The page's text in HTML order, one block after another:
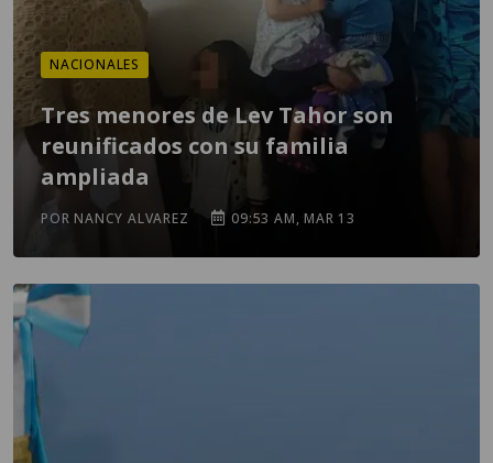
NACIONALES
Tres menores de Lev Tahor son
reunificados con su familia
ampliada
POR NANCY ALVAREZ 09:53 AM, MAR 13